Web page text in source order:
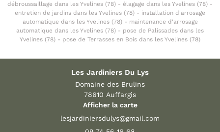
débroussaillage dans les Yvelines (78) - élagage dans les Yvelines (78) -
entretien de jardins dans les Yvelines (78) - installation d'arrosage
automatique dans les Yvelines (78) - maintenance d'arrosage
automatique dans les Yvelines (78) - pose de Palissades dans les
Yvelines (78) - pose de Terrasses en Bois dans les Yvelines (78)
Les Jardiniers Du Lys
Domaine des Brulins
78610 Auffargis
Afficher la carte